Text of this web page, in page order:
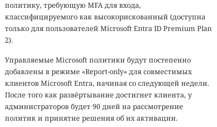
политику, требующую MFA для входа,
классифицируемого как высокорискованный (доступна
только для пользователей Microsoft Entra ID Premium Plan
2).
Управляемые Microsoft политики будут постепенно
добавлены в режиме «Report-only» для совместимых
клиентов Microsoft Entra, начиная со следующей недели.
После того как развёртывание достигнет клиента, у
администраторов будет 90 дней на рассмотрение
политик и принятие решения об их активации.